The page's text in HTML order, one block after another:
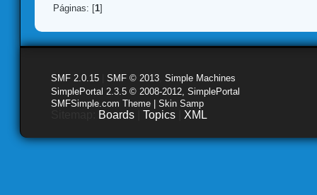
Páginas: [1]
SMF 2.0.15 SMF © 2013 Simple Machines
SimplePortal 2.3.5 © 2008-2012, SimplePortal
SMFSimple.com Theme | Skin Samp
Boards Topics XML